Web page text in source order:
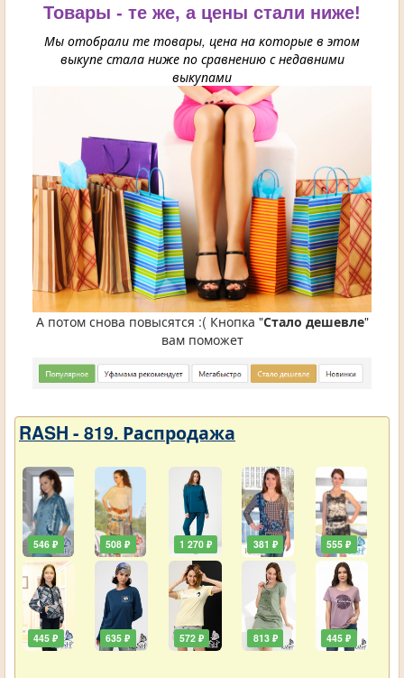
Товары - те же, а цены стали ниже!
Мы отобрали те товары, цена на которые в этом
выкупе стала ниже по сравнению с недавними
выкупами
А потом снова повысятся :( Кнопка "Стало дешевле"
вам поможет
RASH - 819. Распродажа
546 ₽
445 ₽
508 ₽
635 ₽
1 270 ₽
572 ₽
381 ₽
813 ₽
555 ₽
445 ₽